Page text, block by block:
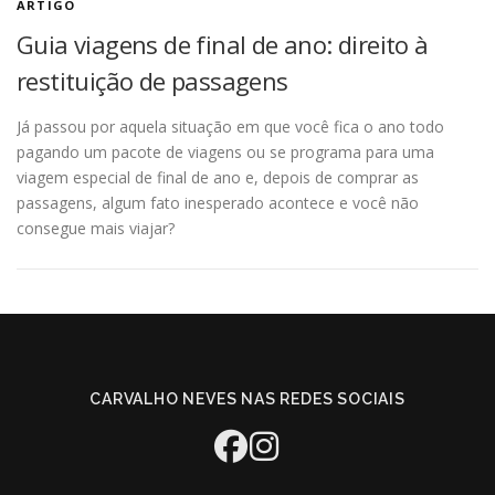
ARTIGO
Guia viagens de final de ano: direito à
restituição de passagens
Já passou por aquela situação em que você fica o ano todo
pagando um pacote de viagens ou se programa para uma
viagem especial de final de ano e, depois de comprar as
passagens, algum fato inesperado acontece e você não
consegue mais viajar?
CARVALHO NEVES NAS REDES SOCIAIS